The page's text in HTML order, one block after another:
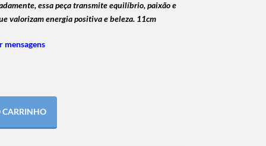
essa peça transmite equilíbrio, paixão e
valorizam energia positiva e beleza. 11cm
mensagens